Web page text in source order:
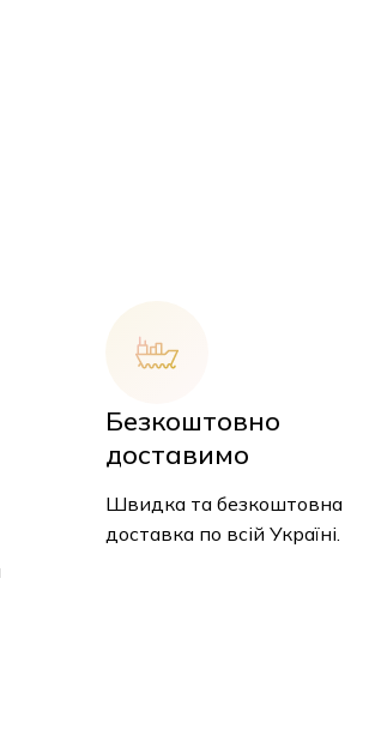
кошику немає товарів.
доставимо
Швидка та безкоштовна
доставка по всій Україні.